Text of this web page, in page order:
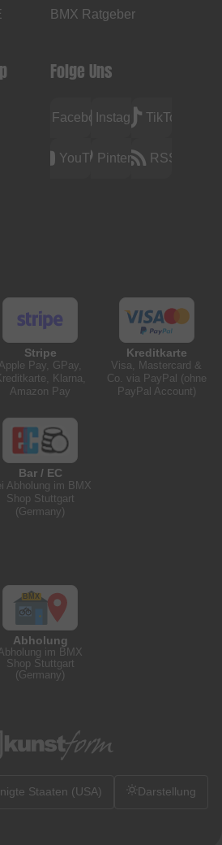
BMX Ratgeber
Folge Uns
FacebookInstagramTikTok
YouTubePinterest RSS
Stripe
Pay, GPay,
Klarna,
Amazon Pay
Kreditkarte
Visa, Mastercard &
Co. via PayPal (ohne
PayPal Account)
Bar / EC
Abholung im BMX
Shop Stuttgart
(Germany)
Abholung
im BMX
Shop Stuttgart
(Germany)
Staaten (USA) Darstellung